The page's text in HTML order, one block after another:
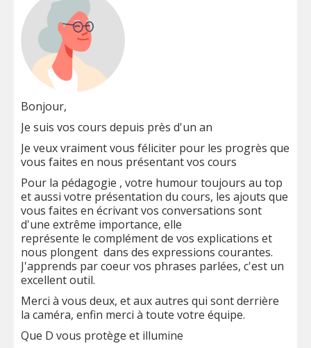
Bonjour,
Je suis vos cours depuis près d'un an
Je veux vraiment vous féliciter pour les progrès que
vous faites en nous présentant vos cours
Pour la pédagogie , votre humour toujours au top
et aussi votre présentation du cours, les ajouts que
vous faites en écrivant vos conversations sont
d'une extrême importance, elle
représente le complément de vos explications et
nous plongent dans des expressions courantes.
J'apprends par coeur vos phrases parlées, c'est un
excellent outil.
Merci à vous deux, et aux autres qui sont derrière
la caméra, enfin merci à toute votre équipe.
Que D vous protège et illumine